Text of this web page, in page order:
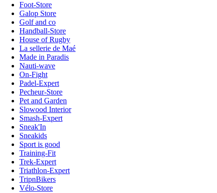
Foot-Store
Galop Store
Golf and co
Handball-Store
House of Rugby
La sellerie de Maé
Made in Paradis
Nauti-wave
On-Fight
Padel-Expert
Pecheur-Store
Pet and Garden
Slowood Interior
Smash-Expert
Sneak'In
Sneakids
Sport is good
Training-Fit
Trek-Expert
Triathlon-Expert
TripnBikers
Vélo-Store